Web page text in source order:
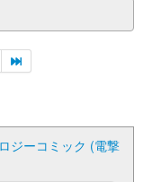
ジーコミック (電撃